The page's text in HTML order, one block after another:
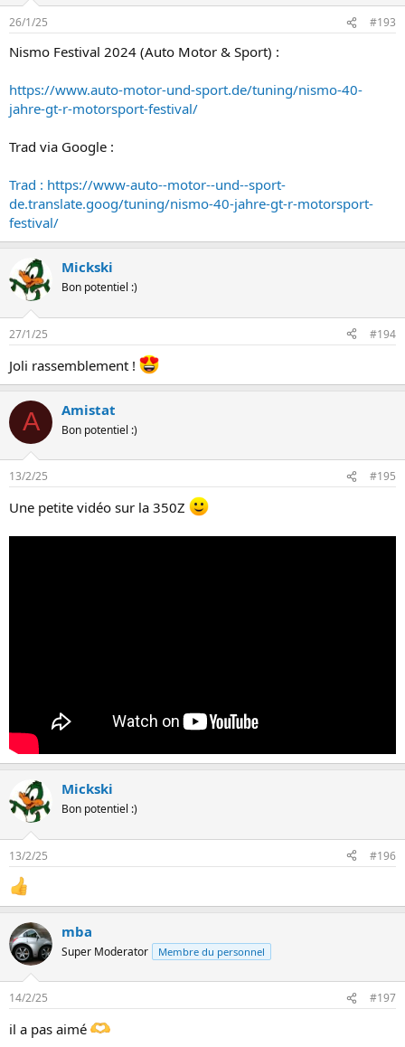
26/1/25 #193
Nismo Festival 2024 (Auto Motor & Sport) :
https://www.auto-motor-und-sport.de/tuning/nismo-40-
jahre-gt-r-motorsport-festival/
Trad via Google :
Trad : https://www-auto--motor--und--sport-
de.translate.goog/tuning/nismo-40-jahre-gt-r-motorsport-
festival/
Mickski
Bon potentiel :)
27/1/25 #194
Joli rassemblement !
A Amistat
Bon potentiel :)
13/2/25 #195
Une petite vidéo sur la 350Z
Mickski
Bon potentiel :)
13/2/25 #196
mba
Super Moderator Membre du personnel
14/2/25 #197
il a pas aimé